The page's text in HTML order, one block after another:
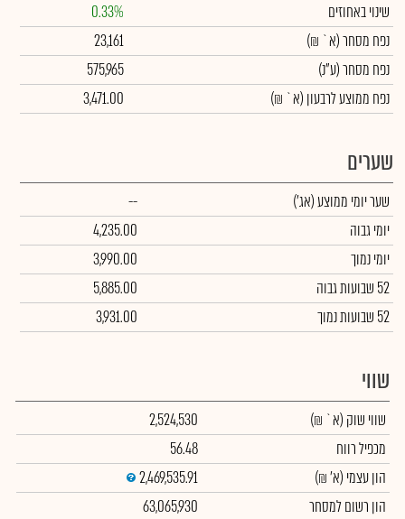
שינוי באחוזים
0.33%
נפח מסחר(א` ₪)
23,161
נפח מסחר(ע"נ)
575,965
נפח ממוצע לרבעון (א` ₪)
3,471.00
שערים
שער יומי ממוצע(אג')
--
יומי גבוה
4,235.00
יומי נמוך
3,990.00
52 שבועות גבוה
5,885.00
52 שבועות נמוך
3,931.00
שווי
שווי שוק (א` ₪)
2,524,530
מכפיל רווח
56.48
הון עצמי (א' ₪)
2,469,535.91
הון רשום למסחר
63,065,930